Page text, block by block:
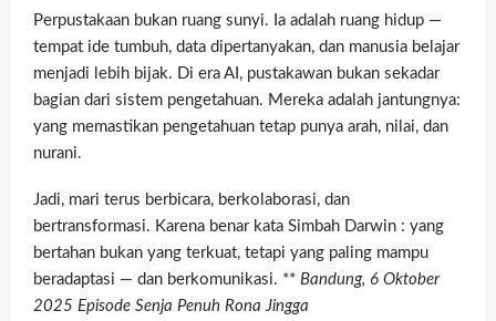
Perpustakaan bukan ruang sunyi. Ia adalah ruang hidup —
tempat ide tumbuh, data dipertanyakan, dan manusia belajar
menjadi lebih bijak. Di era AI, pustakawan bukan sekadar
bagian dari sistem pengetahuan. Mereka adalah jantungnya:
yang memastikan pengetahuan tetap punya arah, nilai, dan
nurani.
Jadi, mari terus berbicara, berkolaborasi, dan
bertransformasi. Karena benar kata Simbah Darwin : yang
bertahan bukan yang terkuat, tetapi yang paling mampu
beradaptasi — dan berkomunikasi. ** Bandung, 6 Oktober
2025 Episode Senja Penuh Rona Jingga